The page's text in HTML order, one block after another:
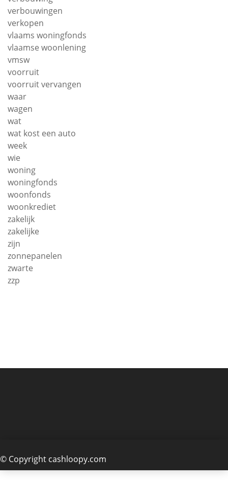
verbouwingen
verkopen
vlaams woningfonds
vlaamse woonlening
vmsw
voorruit
voorruit vervangen
waar
wagen
wat
wat kost een auto
week
wie
woning
woningfonds
woonfonds
woonkrediet
zakelijk
zakelijke
zijn
zonnepanelen
zwarte
zzp
© Copyright cashloopy.com